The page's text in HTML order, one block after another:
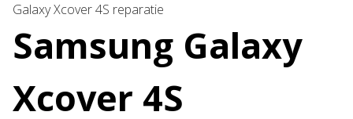
Galaxy Xcover 4S reparatie
Samsung Galaxy
Xcover 4S